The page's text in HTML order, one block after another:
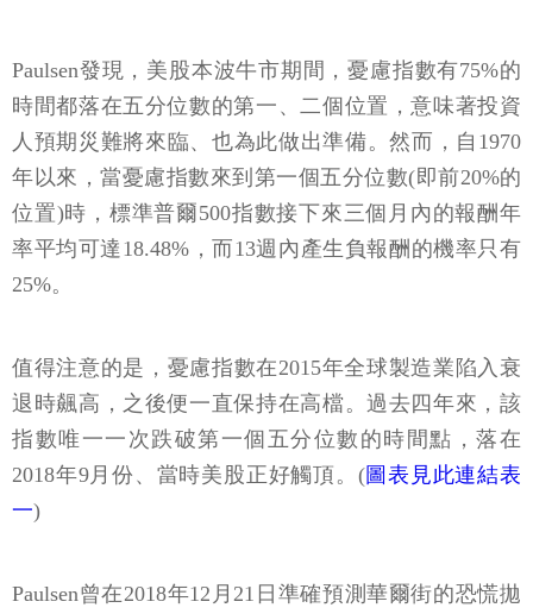
Paulsen發現，美股本波牛市期間，憂慮指數有75%的
時間都落在五分位數的第一、二個位置，意味著投資
人預期災難將來臨、也為此做出準備。然而，自1970
年以來，當憂慮指數來到第一個五分位數(即前20%的
位置)時，標準普爾500指數接下來三個月內的報酬年
率平均可達18.48%，而13週內產生負報酬的機率只有
25%。
值得注意的是，憂慮指數在2015年全球製造業陷入衰
退時飆高，之後便一直保持在高檔。過去四年來，該
指數唯一一次跌破第一個五分位數的時間點，落在
2018年9月份、當時美股正好觸頂。(圖表見此連結表
一)
Paulsen曾在2018年12月21日準確預測華爾街的恐慌拋